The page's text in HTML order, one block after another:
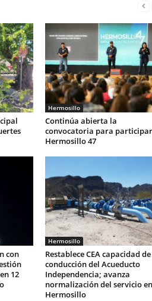
Hermosillo
Continúa abierta la
convocatoria para
Hermosillo 47
con
12
Hermosillo
Restablece CEA capacidad de
conducción del Acueducto
Independencia; avanza
normalización del servicio en
Hermosillo